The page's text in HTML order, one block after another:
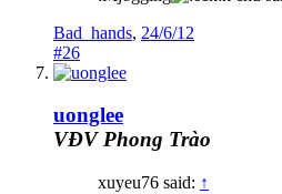
Bad_hands, 24/6/12
#26
uonglee
VĐV Phong Trào
xuyeu76 said: ↑